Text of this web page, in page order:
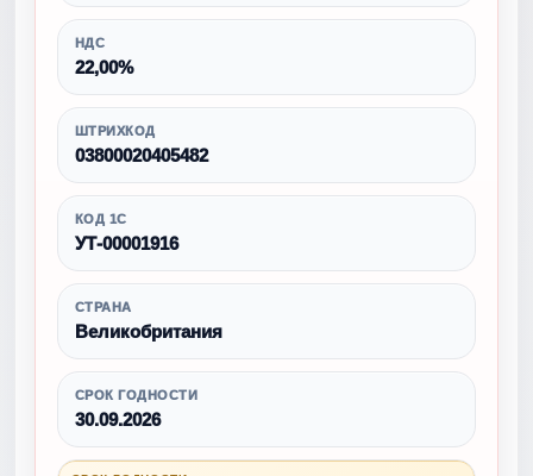
НДС
22,00%
ШТРИХКОД
03800020405482
КОД 1С
УТ-00001916
СТРАНА
Великобритания
СРОК ГОДНОСТИ
30.09.2026